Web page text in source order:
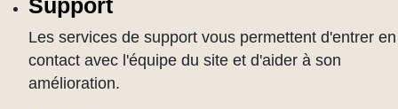
Support
Les services de support vous permettent d'entrer en
contact avec l'équipe du site et d'aider à son
amélioration.